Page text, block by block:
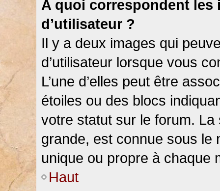
A quoi correspondent les
d’utilisateur ?
Il y a deux images qui
d’utilisateur lorsque vous
L’une d’elles peut être
étoiles ou des blocs
votre statut sur le forum.
grande, est connue sous le
unique ou propre à chaque
Haut